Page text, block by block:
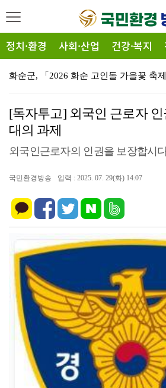
정치·환경 사회·산업 건강·복지
화순군, 「2026 화순 고인돌 가을꽃 축
중국 청소년 수학여행단 700여 명 유치
다누리, 달 궤도에서인공물 충돌 전후 포
[독자투고] 외국인 근로자
대의 과제
외국인근로자의 인권을 보장합시
국민환경방송 입력 : 2025. 07. 29(화) 14:07